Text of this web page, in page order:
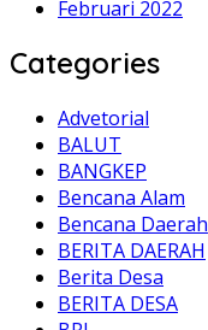
Februari 2022
Categories
Advetorial
BALUT
BANGKEP
Bencana Alam
Bencana Daerah
BERITA DAERAH
Berita Desa
BERITA DESA